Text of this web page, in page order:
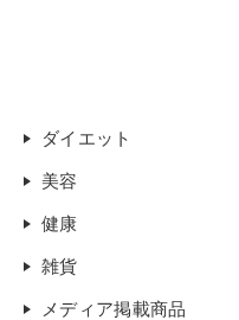
ダイエット
美容
健康
雑貨
メディア掲載商品